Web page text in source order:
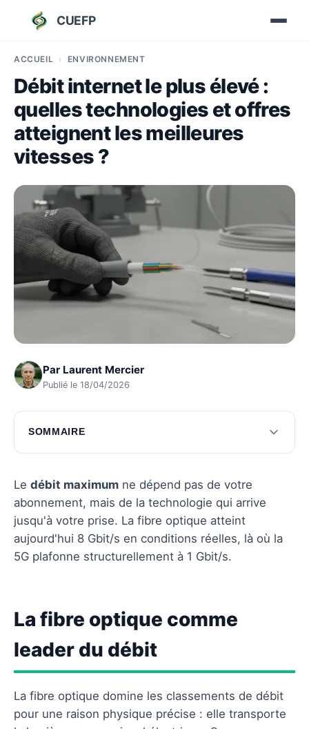
CUEFP
ACCUEIL ENVIRONNEMENT
Débit internet le plus élevé :
quelles technologies et offres
atteignent les meilleures
vitesses ?
Par Laurent Mercier
Publié le 18/04/2026
SOMMAIRE
La fibre optique comme leader du débit
Exploration des technologies émergentes
comme la 5G
Questions fréquentes
Le débit maximum ne dépend pas de votre
abonnement, mais de la technologie qui arrive
jusqu'à votre prise. La fibre optique atteint
aujourd'hui 8 Gbit/s en conditions réelles, là où la
5G plafonne structurellement à 1 Gbit/s.
La fibre optique comme
leader du débit
La fibre optique domine les classements de débit
pour une raison physique précise : elle transporte